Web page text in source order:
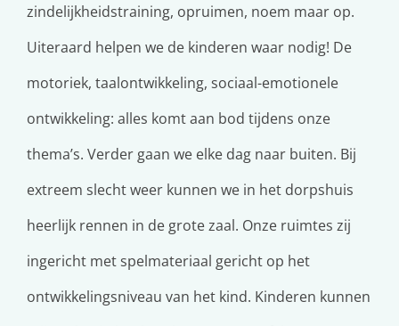
zindelijkheidstraining, opruimen, noem maar op.
Uiteraard helpen we de kinderen waar nodig! De
motoriek, taalontwikkeling, sociaal-emotionele
ontwikkeling: alles komt aan bod tijdens onze
thema’s. Verder gaan we elke dag naar buiten. Bij
extreem slecht weer kunnen we in het dorpshuis
heerlijk rennen in de grote zaal. Onze ruimtes zij
ingericht met spelmateriaal gericht op het
ontwikkelingsniveau van het kind. Kinderen kunnen